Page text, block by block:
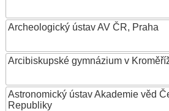
Archeologický ústav AV ČR, Praha
Arcibiskupské gymnázium v
Astronomický ústav Akademie věd
Republiky